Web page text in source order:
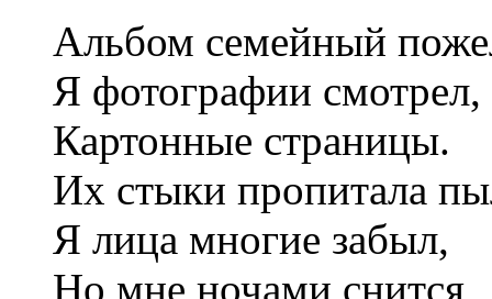
Альбом семейный
Я фотографии смотрел,
Картонные страницы.
Их стыки пропитала
Я лица многие забыл,
Но мне ночами снится